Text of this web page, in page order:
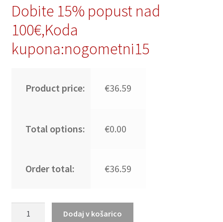
Dobite 15% popust nad
100€,Koda
kupona:nogometni15
Product price: €36.59
Total options: €0.00
Order total: €36.59
Dodaj v košarico